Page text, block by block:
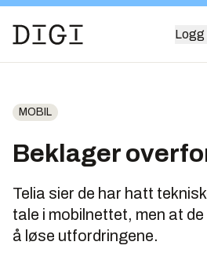
Logg
MOBIL
Beklager
Telia sier de har hatt
tale i mobilnettet, men at
å løse utfordringene.